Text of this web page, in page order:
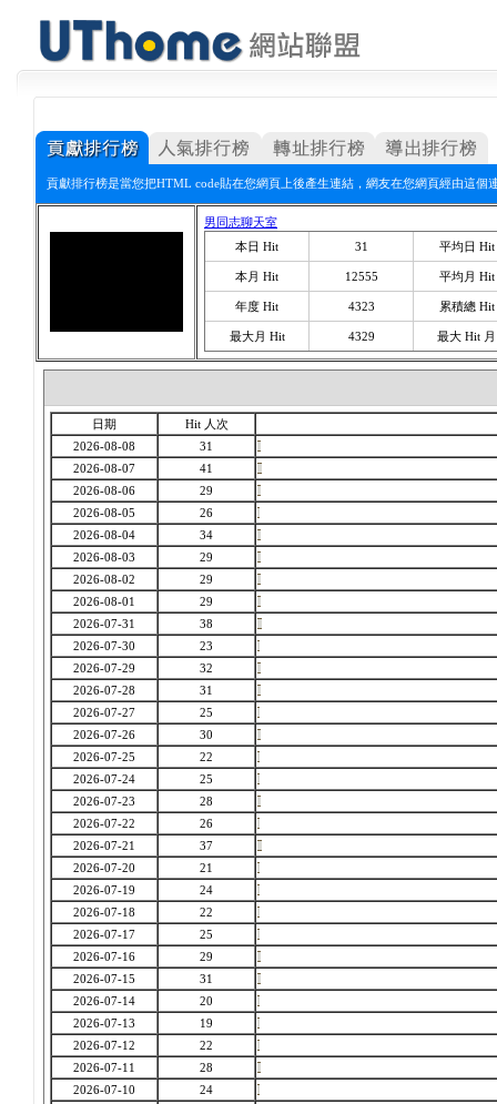
貢獻排行榜是當您把HTML code貼在您網頁上後產生連結，網友在您網頁經由這
男同志聊天室
本日 Hit
31 平均日 Hit
本月 Hit 12555 平均月 Hit
年度 Hit 4323 累積總 Hit
最大月 Hit 4329 最大 Hit 月
日期
Hit 人次
2026-08-08
31
2026-08-07
41
2026-08-06
29
2026-08-05
26
2026-08-04
34
2026-08-03
29
2026-08-02
29
2026-08-01
29
2026-07-31
38
2026-07-30
23
2026-07-29
32
2026-07-28
31
2026-07-27
25
2026-07-26
30
2026-07-25
22
2026-07-24
25
2026-07-23
28
2026-07-22
26
2026-07-21
37
2026-07-20
21
2026-07-19
24
2026-07-18
22
2026-07-17
25
2026-07-16
29
2026-07-15
31
2026-07-14
20
2026-07-13
19
2026-07-12
22
2026-07-11
28
2026-07-10
24